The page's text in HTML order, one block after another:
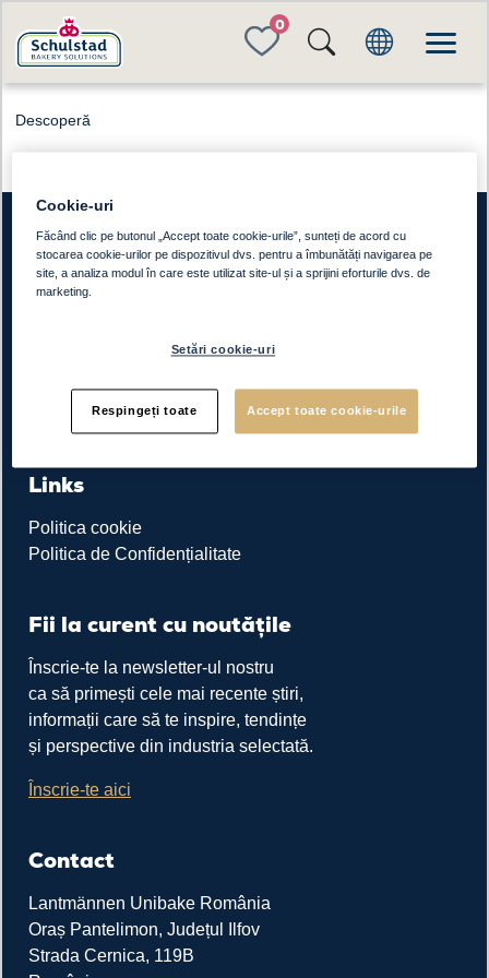
FAVORITES
Descoperă
Schulstad Bakery Solutions
Brutarii noștri
Despre noi
Links
Politica cookie
Politica de Confidențialitate
Fii la curent cu noutățile
Înscrie-te la newsletter-ul nostru
ca să primești cele mai recente știri,
informații care să te inspire, tendințe
și perspective din industria selectată.
Înscrie-te aici
Contact
Lantmännen Unibake România
Oraș Pantelimon, Județul Ilfov
Strada Cernica, 119B
Cookie-uri
Făcând clic pe butonul „Accept toate cookie-urile”, sunteți de acord cu
stocarea cookie-urilor pe dispozitivul dvs. pentru a îmbunătăți navigarea pe
site, a analiza modul în care este utilizat site-ul și a sprijini eforturile dvs. de
marketing.
Setări cookie-uri
Respingeți toate Accept toate cookie-urile